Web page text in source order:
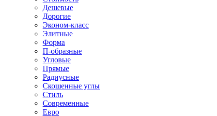
Дешевые
Дорогие
Эконом-класс
Элитные
Форма
П-образные
Угловые
Прямые
Радиусные
Скошенные углы
Стиль
Современные
Евро